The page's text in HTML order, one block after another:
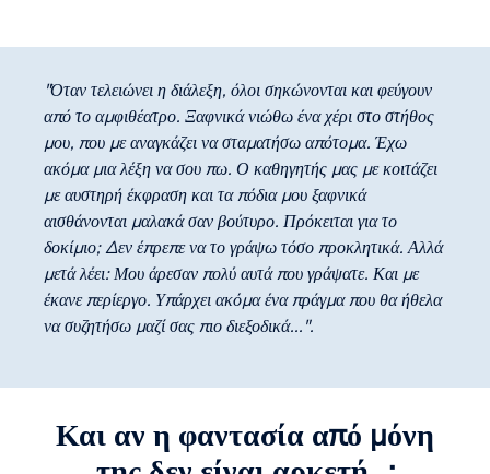
"Όταν τελειώνει η διάλεξη, όλοι σηκώνονται και φεύγουν
από το αμφιθέατρο. Ξαφνικά νιώθω ένα χέρι στο στήθος
μου, που με αναγκάζει να σταματήσω απότομα. Έχω
ακόμα μια λέξη να σου πω. Ο καθηγητής μας με κοιτάζει
με αυστηρή έκφραση και τα πόδια μου ξαφνικά
αισθάνονται μαλακά σαν βούτυρο. Πρόκειται για το
δοκίμιο; Δεν έπρεπε να το γράψω τόσο προκλητικά. Αλλά
μετά λέει: Μου άρεσαν πολύ αυτά που γράψατε. Και με
έκανε περίεργο. Υπάρχει ακόμα ένα πράγμα που θα ήθελα
να συζητήσω μαζί σας πιο διεξοδικά...".
Και αν η φαντασία από μόνη